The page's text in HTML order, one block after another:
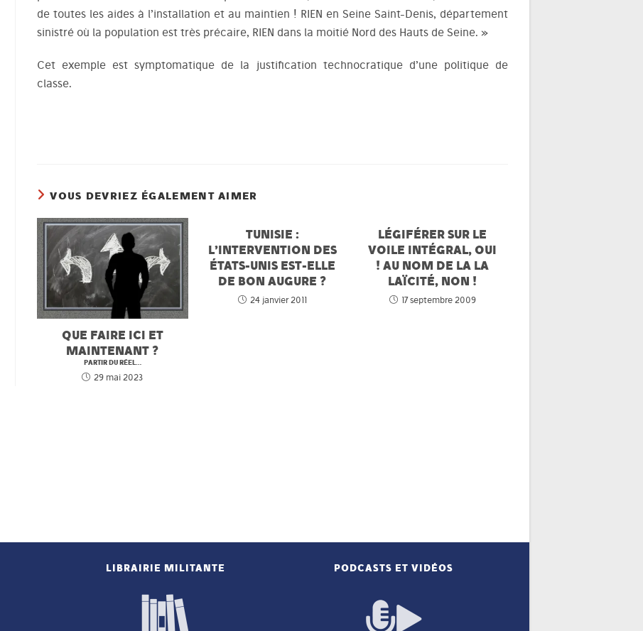
de toutes les aides à l’installation et au maintien ! RIEN en Seine Saint-Denis, département
sinistré où la population est très précaire, RIEN dans la moitié Nord des Hauts de Seine. »
Cet exemple est symptomatique de la justification technocratique d’une politique de
classe.
VOUS DEVRIEZ ÉGALEMENT AIMER
QUE FAIRE ICI ET
MAINTENANT ?
PARTIR DU RÉEL…
29 mai 2023
TUNISIE :
L’INTERVENTION DES
ÉTATS-UNIS EST-ELLE
DE BON AUGURE ?
24 janvier 2011
LÉGIFÉRER SUR LE
VOILE INTÉGRAL, OUI
! AU NOM DE LA LA
LAÏCITÉ, NON !
17 septembre 2009
LIBRAIRIE MILITANTE PODCASTS ET VIDÉOS